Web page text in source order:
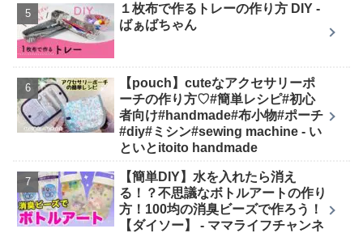
１枚布で作るトレーの作り方 DIY -
ばぁばちゃん
【pouch】cuteなアクセサリーポ
ーチの作り方♡#簡単レシピ#初心
者向け#handmade#布小物#ポーチ
#diy#ミシン#sewing machine - い
といとitoito handmade
【簡単DIY】水を入れたら消え
る！？不思議なボトルアートの作り
方！100均の消臭ビーズで作ろう！
【ダイソー】 - ママライフチャンネ